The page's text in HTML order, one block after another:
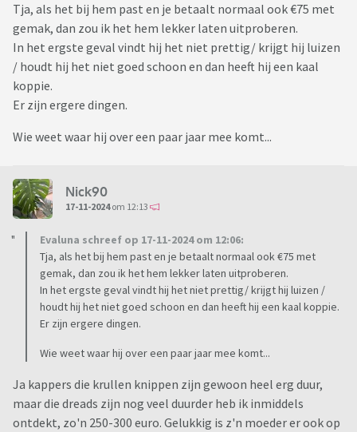
Tja, als het bij hem past en je betaalt normaal ook €75 met
gemak, dan zou ik het hem lekker laten uitproberen.
In het ergste geval vindt hij het niet prettig/ krijgt hij luizen
/ houdt hij het niet goed schoon en dan heeft hij een kaal
koppie.
Er zijn ergere dingen.
Wie weet waar hij over een paar jaar mee komt...
Nick90
17-11-2024om 12:13
Evaluna schreef op 17-11-2024 om 12:06:
Tja, als het bij hem past en je betaalt normaal ook €75 met
gemak, dan zou ik het hem lekker laten uitproberen.
In het ergste geval vindt hij het niet prettig/ krijgt hij luizen /
houdt hij het niet goed schoon en dan heeft hij een kaal koppie.
Er zijn ergere dingen.
Wie weet waar hij over een paar jaar mee komt...
Ja kappers die krullen knippen zijn gewoon heel erg duur,
maar die dreads zijn nog veel duurder heb ik inmiddels
ontdekt, zo'n 250-300 euro. Gelukkig is z'n moeder er ook op